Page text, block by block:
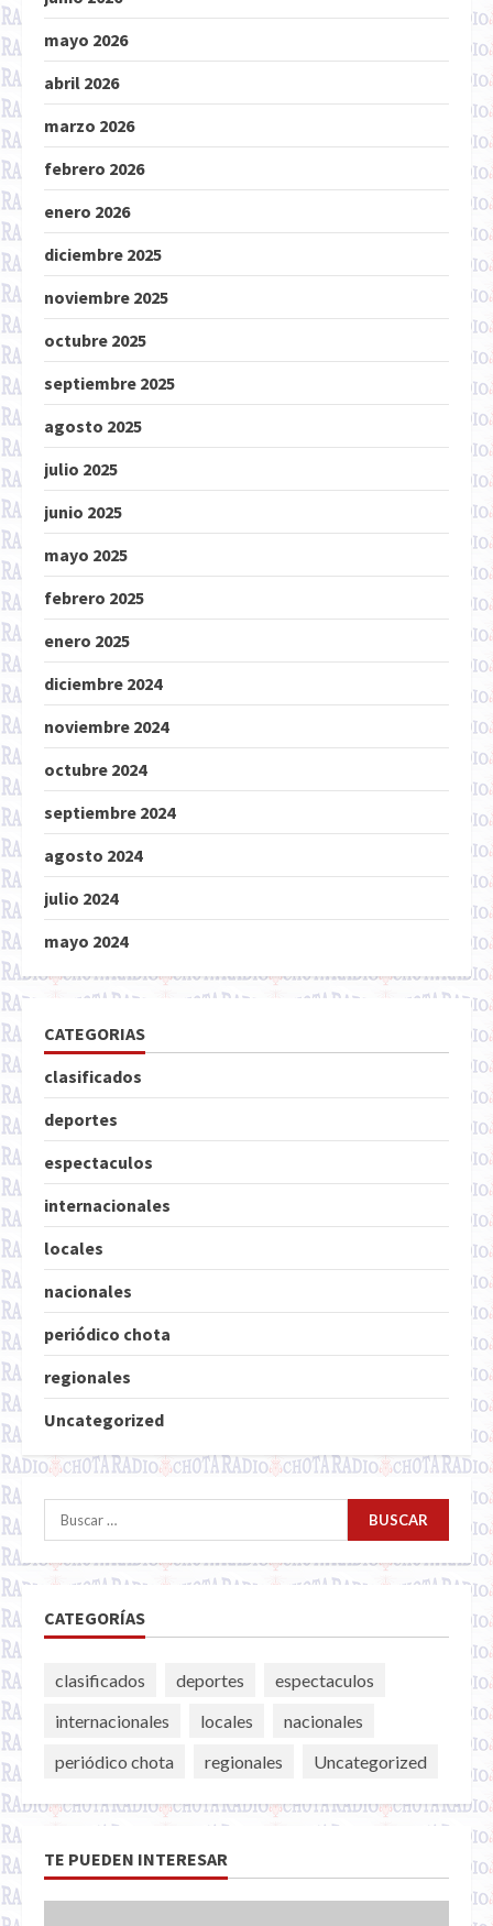
mayo 2026
abril 2026
marzo 2026
febrero 2026
enero 2026
diciembre 2025
noviembre 2025
octubre 2025
septiembre 2025
agosto 2025
julio 2025
junio 2025
mayo 2025
febrero 2025
enero 2025
diciembre 2024
noviembre 2024
octubre 2024
septiembre 2024
agosto 2024
julio 2024
mayo 2024
CATEGORIAS
clasificados
deportes
espectaculos
internacionales
locales
nacionales
periódico chota
regionales
Uncategorized
Buscar:
CATEGORÍAS
clasificados deportes
espectaculos
internacionales
locales
nacionales
periódico chota
regionales Uncategorized
TE PUEDEN INTERESAR